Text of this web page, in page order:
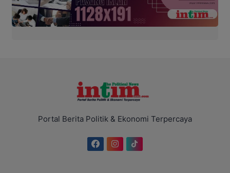
Portal Berita Politik & Ekonomi Terpercaya